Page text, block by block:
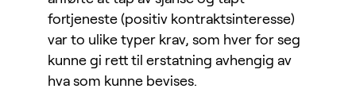
fortjeneste (positiv kontraktsinteresse)
var to ulike typer krav, som hver for seg
kunne gi rett til erstatning avhengig av
hva som kunne bevises.